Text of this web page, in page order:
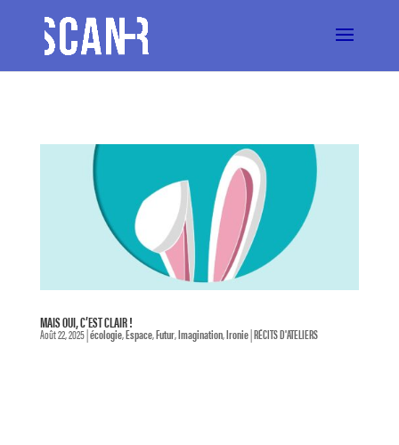
MAIS OUI, C’EST CLAIR !
Août 22, 2025|écologie,Espace,Futur,Imagination,Ironie|RÉCITS D'ATELIERS